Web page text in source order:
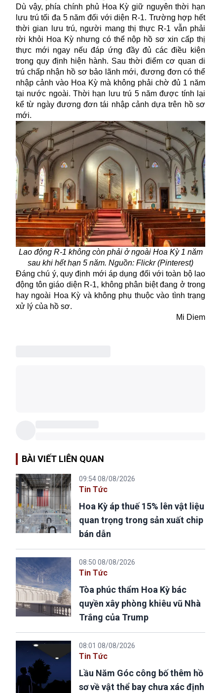
Dù vậy, phía chính phủ Hoa Kỳ giữ nguyên thời hạn
lưu trú tối đa 5 năm đối với diện R-1. Trường hợp hết
thời gian lưu trú, người mang thị thực R-1 vẫn phải
rời khỏi Hoa Kỳ nhưng có thể nộp hồ sơ xin cấp thị
thực mới ngay nếu đáp ứng đầy đủ các điều kiện
trong quy định hiện hành. Sau thời điểm cơ quan di
trú chấp nhận hồ sơ bảo lãnh mới, đương đơn có thể
nhập cảnh vào Hoa Kỳ mà không phải chờ đủ 1 năm
tại nước ngoài. Thời hạn lưu trú 5 năm được tính lại
kể từ ngày đương đơn tái nhập cảnh dựa trên hồ sơ
mới.
Lao động R-1 không còn phải ở ngoài Hoa Kỳ 1 năm
sau khi hết hạn 5 năm. Nguồn: Flickr(Pinterest)
Đáng chú ý, quy định mới áp dụng đối với toàn bộ lao
động tôn giáo diện R-1, không phân biệt đang ở trong
hay ngoài Hoa Kỳ và không phụ thuộc vào tình trạng
xử lý của hồ sơ.
Mi Diem
BÀI VIẾT LIÊN QUAN
09:54 08/08/2026
Tin Tức
Hoa Kỳ áp thuế 15% lên vật liệu
quan trọng trong sản xuất chip
bán dẫn
08:50 08/08/2026
Tin Tức
Tòa phúc thẩm Hoa Kỳ bác
quyền xây phòng khiêu vũ Nhà
Trắng của Trump
08:01 08/08/2026
Tin Tức
Lầu Năm Góc công bố thêm hồ
sơ về vật thể bay chưa xác định